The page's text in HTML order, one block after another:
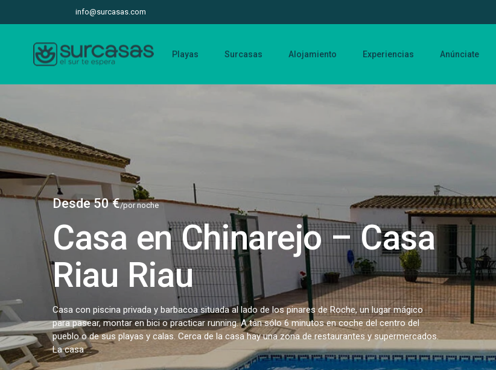
info@surcasas.com
Playas Surcasas Alojamiento Experiencias Anúnciate
Desde 50 €/por noche
Casa en Chinarejo – Casa
Riau Riau
Casa con piscina privada y barbacoa situada al lado de los pinares de Roche, un lugar mágico
para pasear, montar en bici o practicar running. A tan sólo 6 minutos en coche del centro del
pueblo o de sus playas y calas. Cerca de la casa hay una zona de restaurantes y supermercados.
La casa ...